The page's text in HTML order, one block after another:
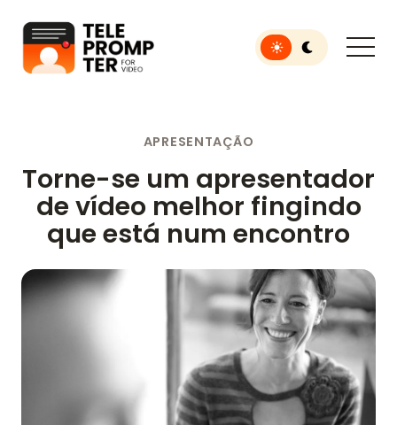
Teleprompter para vídeo
Toggle light or dark
APRESENTAÇÃO
Torne-se um apresentador
de vídeo melhor fingindo
que está num encontro